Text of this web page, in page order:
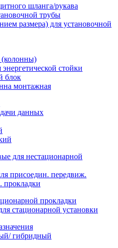
шланга/рукава
трубы
размера) для установочной
(колонны)
стойки
блок
монтажная
данных
для нестационарной
присоедин. передвиж.
прокладки
прокладки
стационарной установки
гибридный